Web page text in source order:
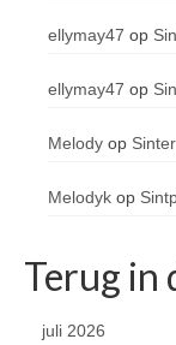
ellymay47 op
ellymay47 op
Melody op
Melodyk op
Terug in
juli 2026